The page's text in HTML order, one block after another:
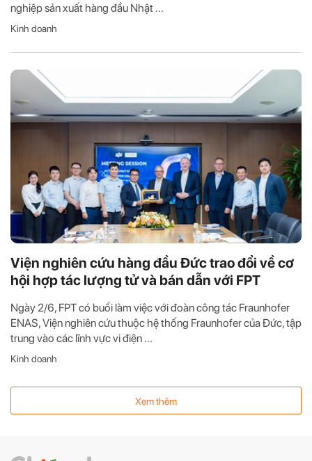
nghiệp sản xuất hàng đầu Nhật ...
Kinh doanh
Viện nghiên cứu hàng đầu Đức trao đổi về cơ
hội hợp tác lượng tử và bán dẫn với FPT
Ngày 2/6, FPT có buổi làm việc với đoàn công tác Fraunhofer
ENAS, Viện nghiên cứu thuộc hệ thống Fraunhofer của Đức, tập
trung vào các lĩnh vực vi điện ...
Kinh doanh
Xem thêm